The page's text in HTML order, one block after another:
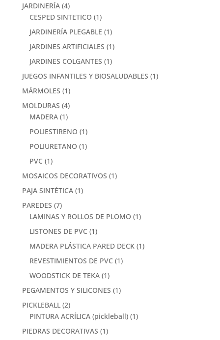
JARDINERÍA (4)
CESPED SINTETICO (1)
JARDINERÍA PLEGABLE (1)
JARDINES ARTIFICIALES (1)
JARDINES COLGANTES (1)
JUEGOS INFANTILES Y BIOSALUDABLES (1)
MÁRMOLES (1)
MOLDURAS (4)
MADERA (1)
POLIESTIRENO (1)
POLIURETANO (1)
PVC (1)
MOSAICOS DECORATIVOS (1)
PAJA SINTÉTICA (1)
PAREDES (7)
LAMINAS Y ROLLOS DE PLOMO (1)
LISTONES DE PVC (1)
MADERA PLÁSTICA PARED DECK (1)
REVESTIMIENTOS DE PVC (1)
WOODSTICK DE TEKA (1)
PEGAMENTOS Y SILICONES (1)
PICKLEBALL (2)
PINTURA ACRÍLICA (pickleball) (1)
PIEDRAS DECORATIVAS (1)